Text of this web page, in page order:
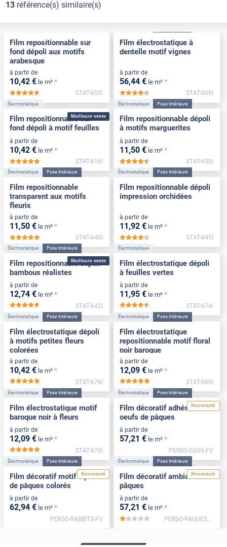
13référence(s) similaire(s)
Film repositionnable sur
fond dépoli aux motifs
arabesque
à partir de
10,42 € le m² *
*****
STAT-655i
Film électrostatique à
dentelle motif vignes
à partir de
56,44 € le m² *
*****
STAT-609i
Meilleure vente
Électrostatique
Film repositionnable sur
fond dépoli à motif feuilles
à partir de
10,42 € le m² *
*****
STAT-616i
Électrostatique Pose Intérieure
Film repositionnable dépoli
à motifs marguerites
à partir de
11,50 € le m² *
*****
STAT-630i
Électrostatique Pose Intérieure
Film repositionnable
transparent aux motifs
fleuris
à partir de
11,50 € le m² *
*****
STAT-640i
Électrostatique Pose Intérieure
Film repositionnable dépoli
impression orchidées
à partir de
11,92 € le m² *
*****
STAT-645i
Meilleure vente
Électrostatique Pose Intérieure
Film repositionnable dépoli
bambous réalistes
à partir de
12,74 € le m² *
*****
STAT-642i
Électrostatique
Film électrostatique dépoli
à feuilles vertes
à partir de
11 ,95 € le m² *
*****
STAT-674i
Électrostatique Pose Intérieure
Film électrostatique dépoli
à motifs petites fleurs
colorées
à partir de
10,42 € le m² *
STAT-676i
Électrostatique Pose Intérieure
Film électrostatique
repositionnable motif floral
noir baroque
à partir de
12,09 € le m² *
STAT-669i
Électrostatique Pose Intérieure
Film électrostatique motif
baroque noir à fleurs
à partir de
12,09 € le m² *
*****
STAT-670i
Nouveauté
Électrostatique Pose Intérieure
Film décoratif adhésif motif
oeufs de pâques
à partir de
57,21 € le m² *
PERSO-EGGS-FV
Nouveauté
Électrostatique Pose Intérieure
Film décoratif motif lapins
de pâques colorés
à partir de
62,94 € le m² *
PERSO-RABBITS-FV
Nouveauté
Électrostatique Pose Intérieure
Film décoratif ambiance
pâques
à partir de
57,21 € le m² *
*****